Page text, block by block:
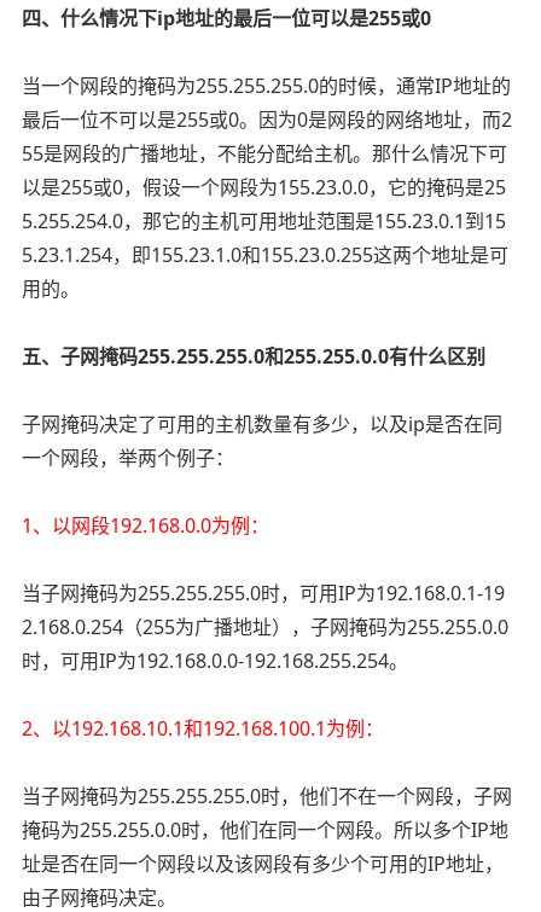
四、什么情况下ip地址的最后一位可以是255或0
当一个网段的掩码为255.255.255.0的时候，通常IP地址的
最后一位不可以是255或0。因为0是网段的网络地址，而2
55是网段的广播地址，不能分配给主机。那什么情况下可
以是255或0，假设一个网段为155.23.0.0，它的掩码是25
5.255.254.0，那它的主机可用地址范围是155.23.0.1到15
5.23.1.254，即155.23.1.0和155.23.0.255这两个地址是可
用的。
五、子网掩码255.255.255.0和255.255.0.0有什么区别
子网掩码决定了可用的主机数量有多少，以及ip是否在同
一个网段，举两个例子：
1、以网段192.168.0.0为例：
当子网掩码为255.255.255.0时，可用IP为192.168.0.1-19
2.168.0.254（255为广播地址），子网掩码为255.255.0.0
时，可用IP为192.168.0.0-192.168.255.254。
2、以192.168.10.1和192.168.100.1为例：
当子网掩码为255.255.255.0时，他们不在一个网段，子网
掩码为255.255.0.0时，他们在同一个网段。所以多个IP地
址是否在同一个网段以及该网段有多少个可用的IP地址，
由子网掩码决定。